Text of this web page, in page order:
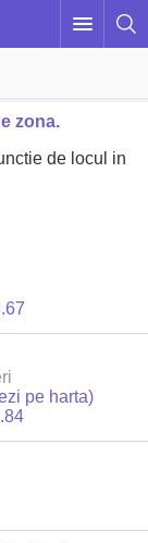
zona.
de locul in
pe harta)